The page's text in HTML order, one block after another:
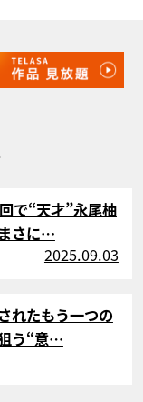
で“天才”永尾柚
さに…
2025.09.03
れたもう一つの
う“意…